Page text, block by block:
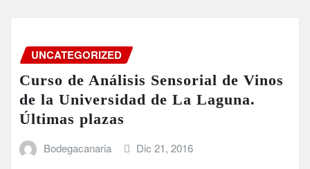
UNCATEGORIZED
Curso de Análisis Sensorial de Vinos
de la Universidad de La Laguna.
Últimas plazas
Bodegacanaria Dic 21, 2016